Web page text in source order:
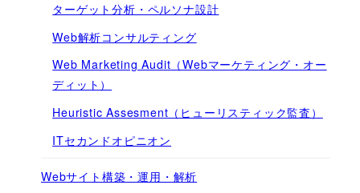
ターゲット分析・ペルソナ設計
Web解析コンサルティング
Web Marketing Audit（Webマーケティング・オー
ディット）
Heuristic Assesment（ヒューリスティック監査）
ITセカンドオピニオン
Webサイト構築・運用・解析